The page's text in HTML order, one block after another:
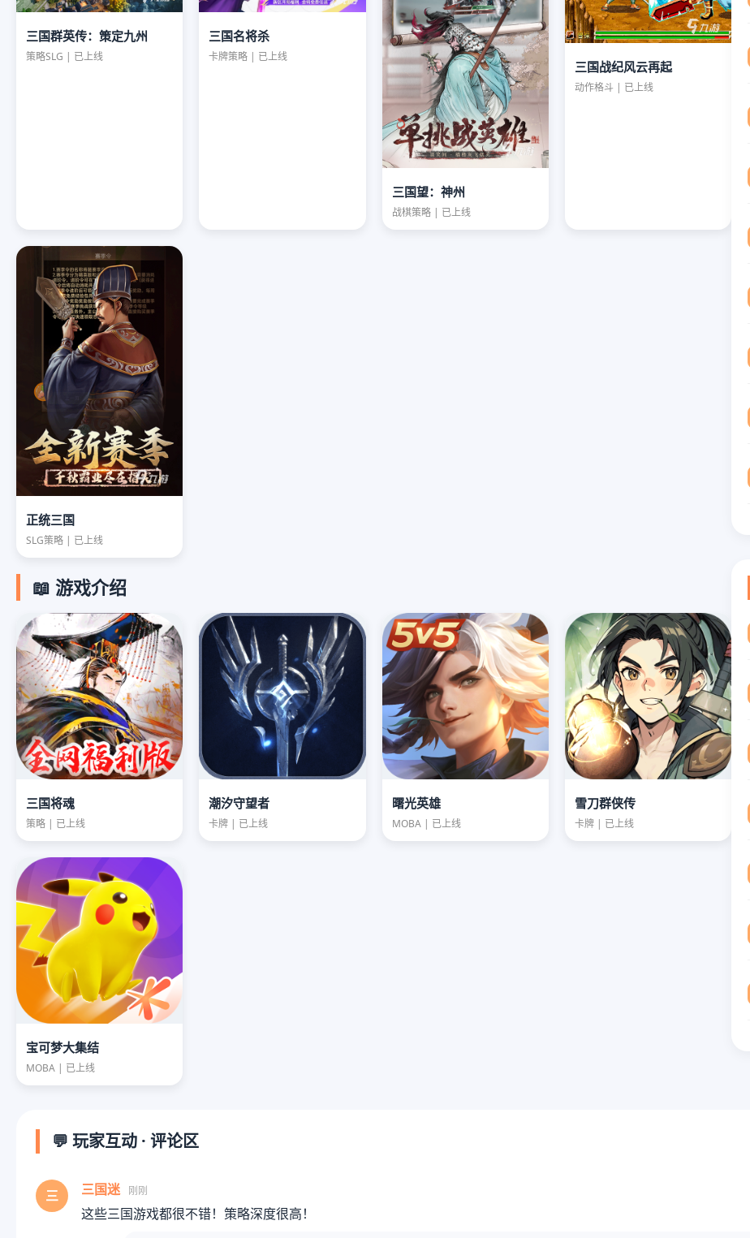
三国群英传：策定九州
策略SLG | 已上线
三国名将杀
卡牌策略 | 已上线
三国望：神州
战棋策略 | 已上线
三国战纪风云再起
动作格斗 | 已上线
正统三国
SLG策略 | 已上线
📖 游戏介绍
三国将魂
策略 | 已上线
潮汐守望者
卡牌 | 已上线
曙光英雄
MOBA | 已上线
雪刀群侠传
卡牌 | 已上线
宝可梦大集结
MOBA | 已上线
💬 玩家互动 · 评论区
三 三国迷 刚刚
这些三国游戏都很不错！策略深度很高！